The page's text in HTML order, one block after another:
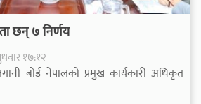
छन् ७ निर्णय
१७:१२
बोर्ड नेपालको प्रमुख कार्यकारी अधिकृत